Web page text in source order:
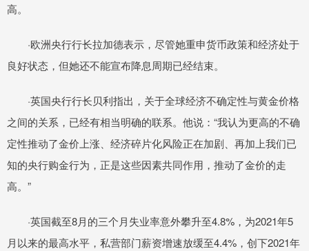
高。
·欧洲央行行长拉加德表示，尽管她重申货币政策和经济处于
良好状态，但她还不能宣布降息周期已经结束。
·英国央行行长贝利指出，关于全球经济不确定性与黄金价格
之间的关系，已经有相当明确的联系。他说：“我认为更高的不确
定性推动了金价上涨、经济碎片化风险正在加剧、再加上我们已
知的央行购金行为，正是这些因素共同作用，推动了金价的走
高。”
·英国截至8月的三个月失业率意外攀升至4.8%，为2021年5
月以来的最高水平，私营部门薪资增速放缓至4.4%，创下2021年